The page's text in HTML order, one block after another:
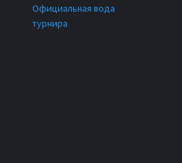
Официальная вода
турнира